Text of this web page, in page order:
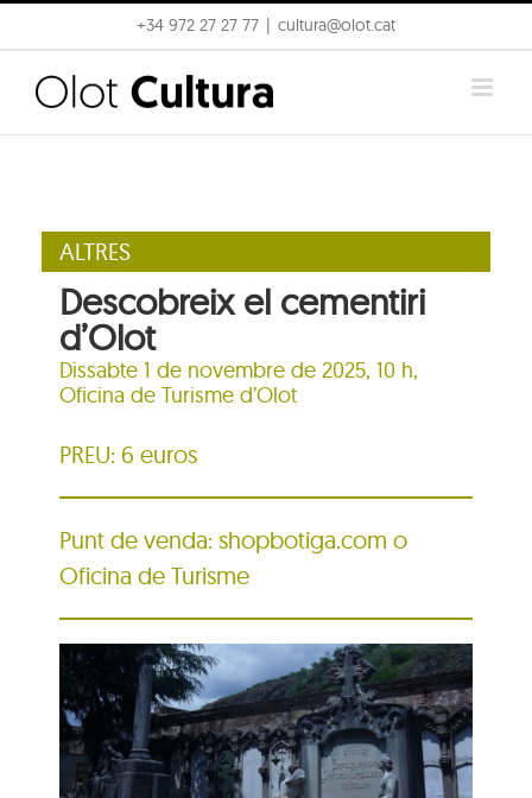
to
content
+34 972 27 27 77 cultura@olot.cat
ALTRES
Descobreix el cementiri
d’Olot
Dissabte 1 de novembre de 2025, 10 h,
Oficina de Turisme d’Olot
PREU: 6 euros
Punt de venda: shopbotiga.com o
Oficina de Turisme